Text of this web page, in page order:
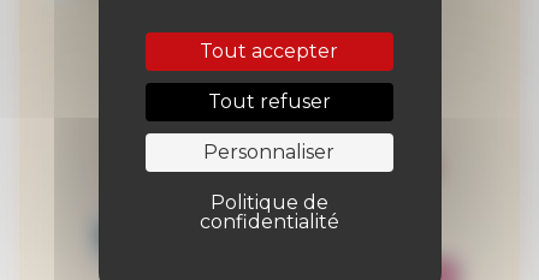
Tout accepter
Tout refuser
Personnaliser
Politique de
confidentialité